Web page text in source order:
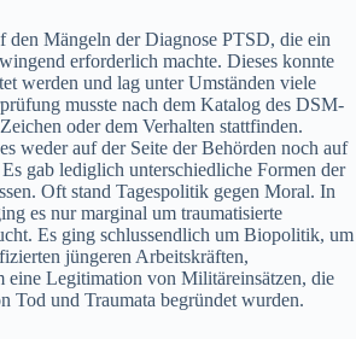
den Mängeln der Diagnose PTSD, die ein
erforderlich machte. Dieses konnte
werden und lag unter Umständen viele
musste nach dem Katalog des DSM-
oder dem Verhalten stattfinden.
weder auf der Seite der Behörden noch auf
gab lediglich unterschiedliche Formen der
Oft stand Tagespolitik gegen Moral. In
es nur marginal um traumatisierte
Es ging schlussendlich um Biopolitik, um
jüngeren Arbeitskräften,
eine Legitimation von Militäreinsätzen, die
Tod und Traumata begründet wurden.